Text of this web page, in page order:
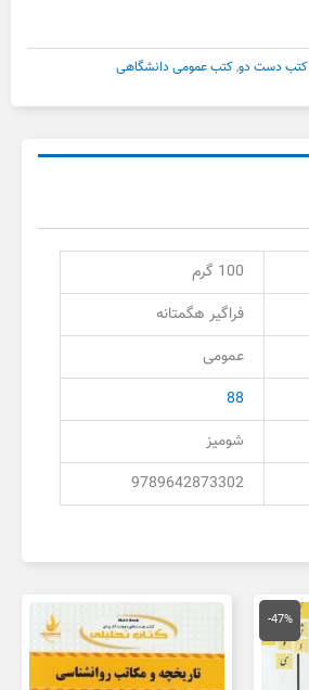
کتب دست دو,کتب عمومی دانشگاهی
100 گرم
فراگیر هگمتانه
عمومی
88
شومیز
9789642873302
-47%
150,000 تومان
قیمت
فعلی
است.